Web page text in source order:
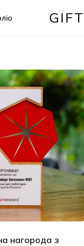
нагорода з